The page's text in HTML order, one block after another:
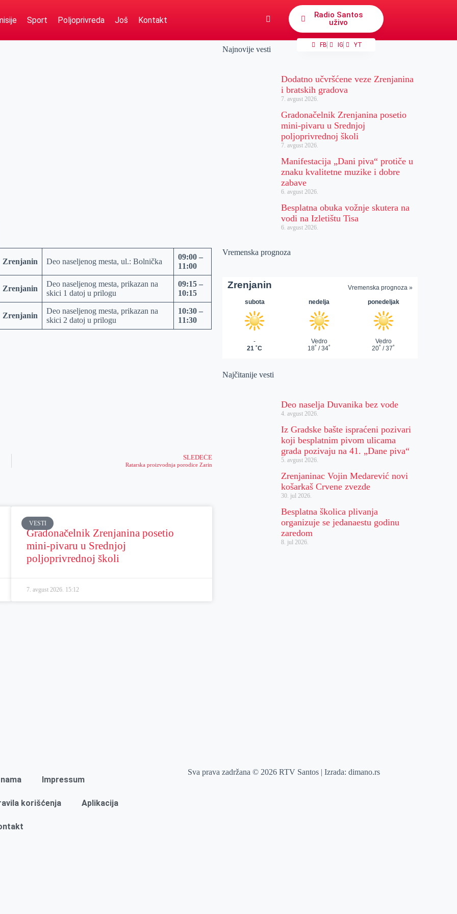
Sport Poljoprivreda Još Kontakt
Radio Santos
uživo
FB IG YT
Zrenjanin Deo naseljenog mesta, ul.: Bolnička
09:00 –
11:00
Zrenjanin
Deo naseljenog mesta, prikazan na
skici 1 datoj u prilogu
09:15 –
10:15
Zrenjanin
Deo naseljenog mesta, prikazan na
skici 2 datoj u prilogu
10:30 –
11:30
SLEDEĆE
Ratarska proizvodnja porodice Zarin
VESTI
Gradonačelnik Zrenjanina posetio
mini-pivaru u Srednjoj
poljoprivrednoj školi
7. avgust 2026. 15:12
Najnovije vesti
Dodatno učvršćene veze Zrenjanina
i bratskih gradova
7. avgust 2026.
Gradonačelnik Zrenjanina posetio
mini-pivaru u Srednjoj
poljoprivrednoj školi
7. avgust 2026.
Manifestacija „Dani piva“ protiče u
znaku kvalitetne muzike i dobre
zabave
6. avgust 2026.
Besplatna obuka vožnje skutera na
vodi na Izletištu Tisa
6. avgust 2026.
Vremenska prognoza
Najčitanije vesti
Deo naselja Duvanika bez vode
4. avgust 2026.
Iz Gradske bašte ispraćeni pozivari
koji besplatnim pivom ulicama
grada pozivaju na 41. „Dane piva“
5. avgust 2026.
Zrenjaninac Vojin Medarević novi
košarkaš Crvene zvezde
30. jul 2026.
Besplatna školica plivanja
organizuje se jedanaestu godinu
zaredom
8. jul 2026.
Impressum
korišćenja Aplikacija
Sva prava zadržana © 2026 RTV Santos | Izrada:dimano.rs